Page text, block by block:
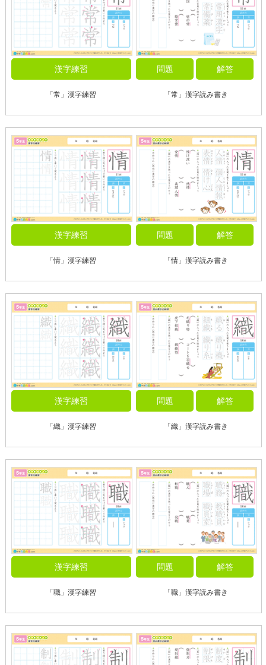
漢字練習
「常」漢字練習
問題 解答
「常」漢字読み書き
漢字練習
「情」漢字練習
問題 解答
「情」漢字読み書き
漢字練習
「織」漢字練習
問題 解答
「織」漢字読み書き
漢字練習
「職」漢字練習
問題 解答
「職」漢字読み書き